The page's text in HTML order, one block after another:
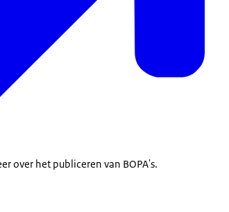
over het publiceren van BOPA's.